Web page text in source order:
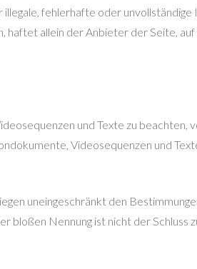
fehlerhafte oder unvollständige
haftet allein der Anbieter der Seite,
und Texte zu beachten,
Videosequenzen und
uneingeschränkt den
bloßen Nennung ist nicht der Schluss